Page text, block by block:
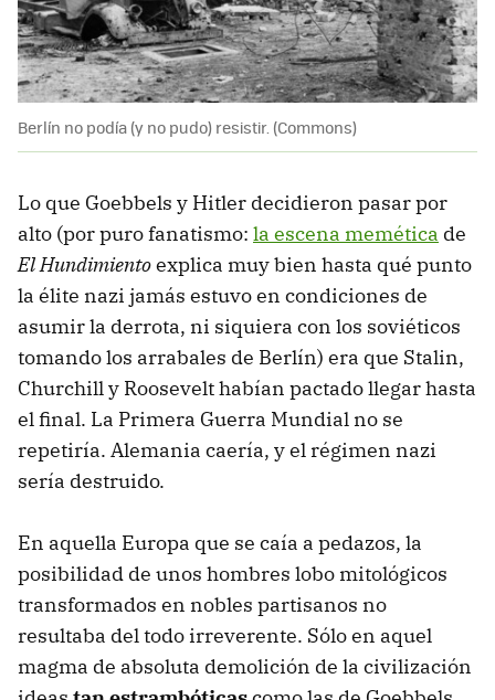
Berlín no podía (y no pudo) resistir. (Commons)
Lo que Goebbels y Hitler decidieron pasar por
alto (por puro fanatismo: la escena memética de
El Hundimientoexplica muy bien hasta qué punto
la élite nazi jamás estuvo en condiciones de
asumir la derrota, ni siquiera con los soviéticos
tomando los arrabales de Berlín) era que Stalin,
Churchill y Roosevelt habían pactado llegar hasta
el final. La Primera Guerra Mundial no se
repetiría. Alemania caería, y el régimen nazi
sería destruido.
En aquella Europa que se caía a pedazos, la
posibilidad de unos hombres lobo mitológicos
transformados en nobles partisanos no
resultaba del todo irreverente. Sólo en aquel
magma de absoluta demolición de la civilización